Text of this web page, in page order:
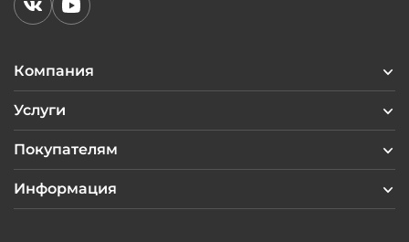
Компания
Услуги
Покупателям
Информация